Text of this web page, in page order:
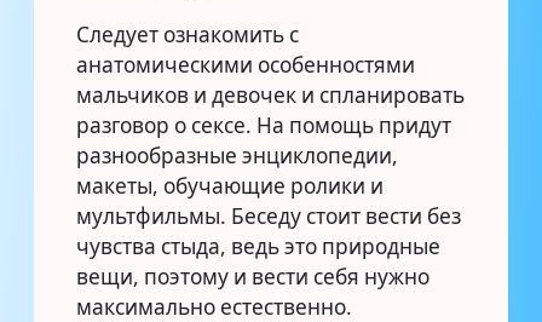
Следует ознакомить с
анатомическими особенностями
мальчиков и девочек и спланировать
разговор о сексе. На помощь придут
разнообразные энциклопедии,
макеты, обучающие ролики и
мультфильмы. Беседу стоит вести без
чувства стыда, ведь это природные
вещи, поэтому и вести себя нужно
максимально естественно.